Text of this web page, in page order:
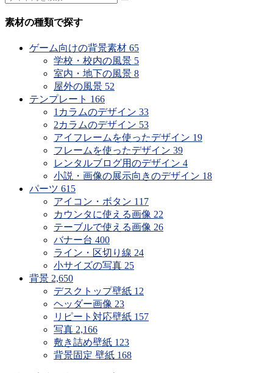
の
公
素材の種類で探す
ゲーム向けの背景素材 65
学校・校内の風景 5
室内・地下の風景 8
屋外の風景 52
テンプレート 166
1カラムのデザイン 33
2カラムのデザイン 53
アイフレームを使ったデザイン 19
フレームを使ったデザイン 39
レンタルブログ用のデザイン 4
小説・画像の展示向きのデザイン 18
パーツ 615
アイコン・ボタン 117
カウンタに使える画像 22
テーブルで使える画像 26
バナー台 400
ライン・区切り線 24
小サイズの写真 25
背景 2,650
デスクトップ壁紙 12
ヘッダー画像 23
リピート対応壁紙 157
写真 2,166
敷き詰め壁紙 123
背景固定 壁紙 168